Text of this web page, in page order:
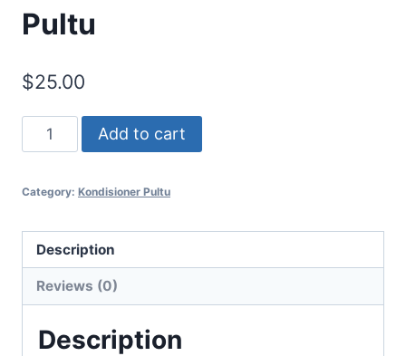
Pultu
$25.00
Samsung
Kondisioner
quantity
Add to cart
Category: Kondisioner Pultu
Description
Reviews (0)
Description